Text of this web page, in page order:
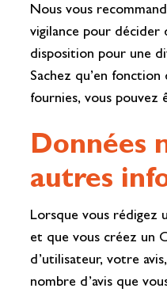
Nous vous
vigilance pour décider
disposition pour une
Sachez qu’en
fournies, vous pouvez
Données
autres
Lorsque vous rédigez
et que vous créez un
d’utilisateur, votre
nombre d’avis que